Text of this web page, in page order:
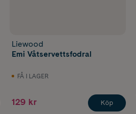
Liewood
Emi Våtservettsfodral
FÅ I LAGER
129 kr Köp